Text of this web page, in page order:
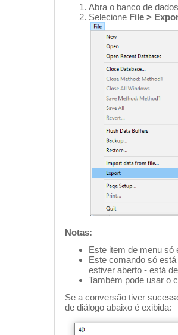
Abra o banco de
Selecione File >
Notas:
Este item de menu só
Este comando só
estiver aberto - está
Também pode usar o
Se a conversão tiver
de diálogo abaixo é exibida: